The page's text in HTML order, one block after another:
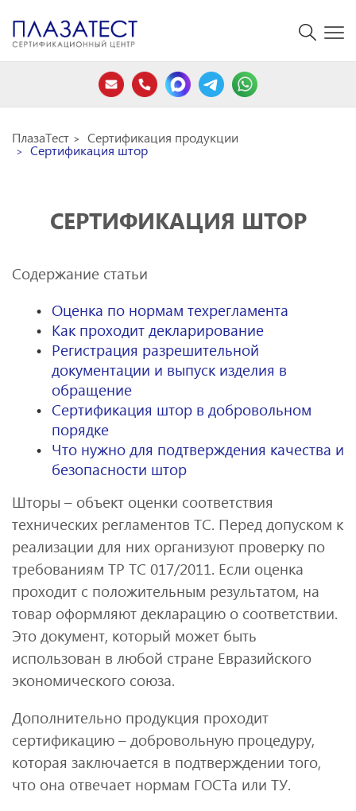
ПлазаТест Сертификация продукции
Сертификация штор
СЕРТИФИКАЦИЯ ШТОР
Содержание статьи
Оценка по нормам техрегламента
Как проходит декларирование
Регистрация разрешительной
документации и выпуск изделия в
обращение
Сертификация штор в добровольном
порядке
Что нужно для подтверждения качества и
безопасности штор
Шторы – объект оценки соответствия
технических регламентов ТС. Перед допуском к
реализации для них организуют проверку по
требованиям ТР ТС 017/2011. Если оценка
проходит с положительным результатом, на
товар оформляют декларацию о соответствии.
Это документ, который может быть
использован в любой стране Евразийского
экономического союза.
Дополнительно продукция проходит
сертификацию – добровольную процедуру,
которая заключается в подтверждении того,
что она отвечает нормам ГОСТа или ТУ.